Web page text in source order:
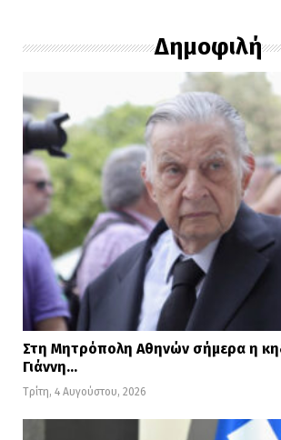
Δημοφιλή
Στη Μητρόπολη Αθηνών σήμερα η
Γιάννη…
Τρίτη, 4 Αυγούστου, 2026